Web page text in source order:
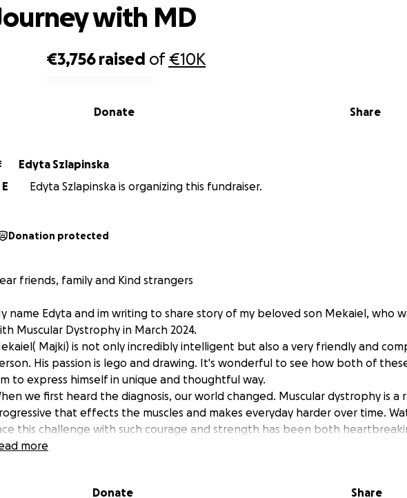
€3,756 raised of€10K
Share
Donate
with MD
Edyta Szlapinska
E
Edyta Szlapinska is organizing this fundraiser.
Donation protected
friends, family and Kind strangers
name Edyta and im writing to share story of my beloved son Mekaiel, who
Muscular Dystrophy in March 2024.
Majki) is not only incredibly intelligent but also a very friendly and
His passion is lego and drawing. It's wonderful to see how both of
to express himself in unique and thoughtful way.
we first heard the diagnosis, our world changed. Muscular dystrophy is a
that effects the muscles and makes everyday harder over time.
this challenge with such courage and strength has been both
for Majki do it alone.
more
Donate Share